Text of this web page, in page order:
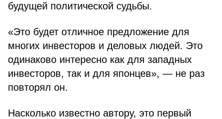
будущей политической судьбы.
«Это будет отличное предложение для
многих инвесторов и деловых людей. Это
одинаково интересно как для западных
инвесторов, так и для японцев», — не раз
повторял он.
Насколько известно автору, это первый